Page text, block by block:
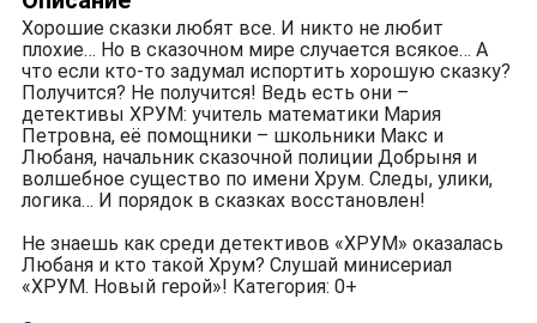
Хорошие сказки любят все. И никто не любит
плохие… Но в сказочном мире случается всякое… А
что если кто-то задумал испортить хорошую сказку?
Получится? Не получится! Ведь есть они –
детективы ХРУМ: учитель математики Мария
Петровна, её помощники – школьники Макс и
Любаня, начальник сказочной полиции Добрыня и
волшебное существо по имени Хрум. Следы, улики,
логика… И порядок в сказках восстановлен!
Не знаешь как среди детективов «ХРУМ» оказалась
Любаня и кто такой Хрум? Слушай минисериал
«ХРУМ. Новый герой»! Категория: 0+